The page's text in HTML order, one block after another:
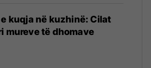
kuqja në kuzhinë: Cilat
mureve të dhomave